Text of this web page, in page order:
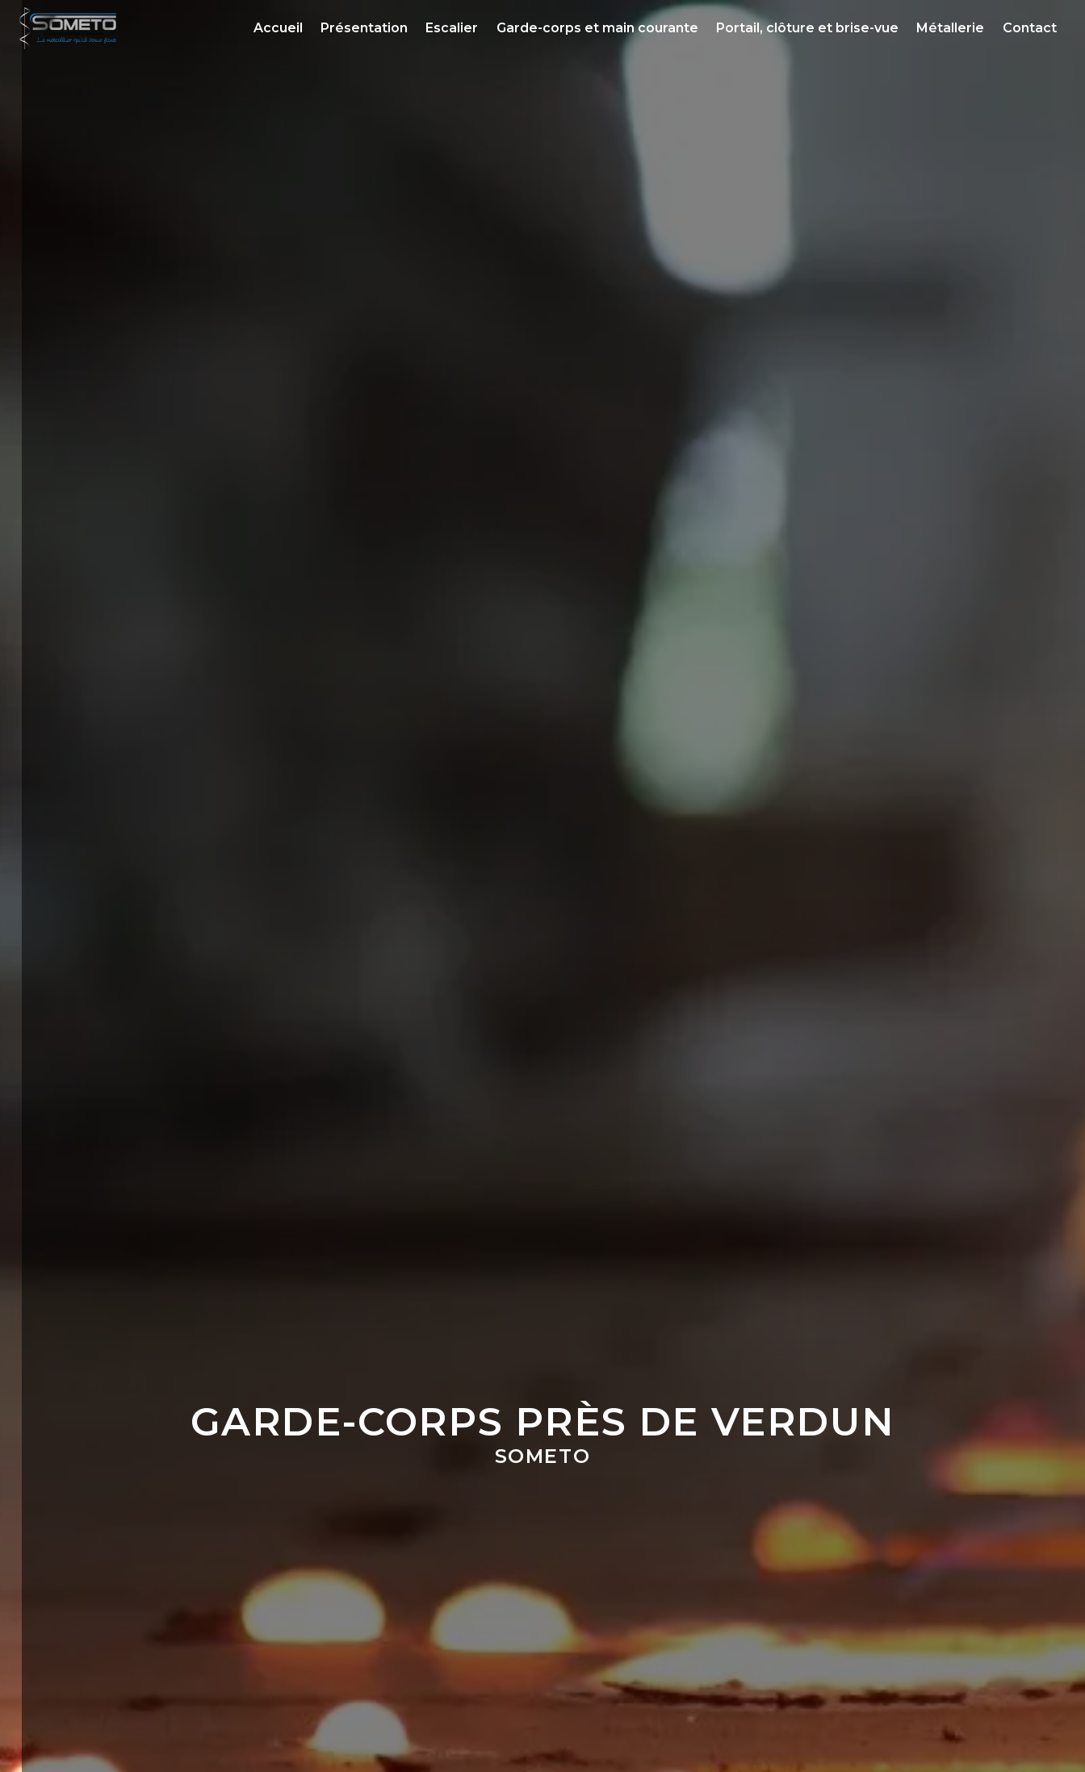
Accueil Présentation Escalier Garde-corps et main courante Portail, clôture et brise-vue Métallerie Contact
GARDE-CORPS PRÈS DE VERDUN
SOMETO
Panneau de gestion des cookies